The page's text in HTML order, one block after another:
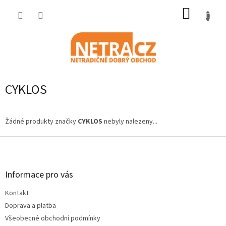
CYKLOS
Žádné produkty značky CYKLOS nebyly nalezeny...
Z
Informace pro vás
Kontakt
Doprava a platba
Všeobecné obchodní podmínky